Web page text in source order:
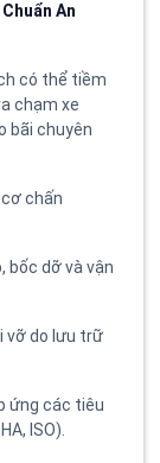
An
có thể tiềm
chạm xe
bãi chuyên
chấn
bốc dỡ và vận
vỡ do lưu trữ
ứng các tiêu
ISO).